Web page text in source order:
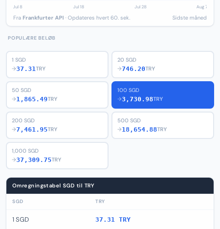
Fra Frankfurter API · Opdateres hvert 60. sek. Sidste måned
POPULÆRE BELØB
1 SGD
→37.31TRY
20 SGD
→746.20TRY
50 SGD
→1,865.49TRY
100 SGD
→3,730.98TRY
200 SGD
→7,461.95TRY
500 SGD
→18,654.88TRY
1,000 SGD
→37,309.75TRY
Omregningstabel SGD til TRY
SGD TRY
1 SGD 37.31 TRY